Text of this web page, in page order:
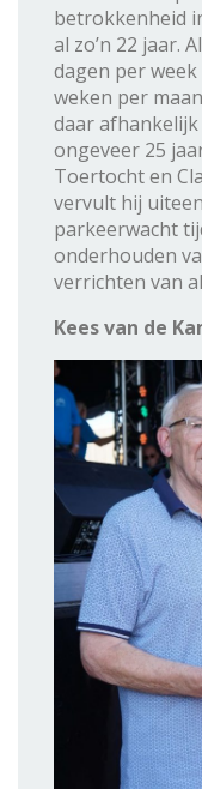
betrokkenheid
al zo’n 22 jaar.
dagen per
weken per
daar
ongeveer 25
Toertocht en
vervult hij
parkeerwacht
onderhouden
verrichten van
Kees van de